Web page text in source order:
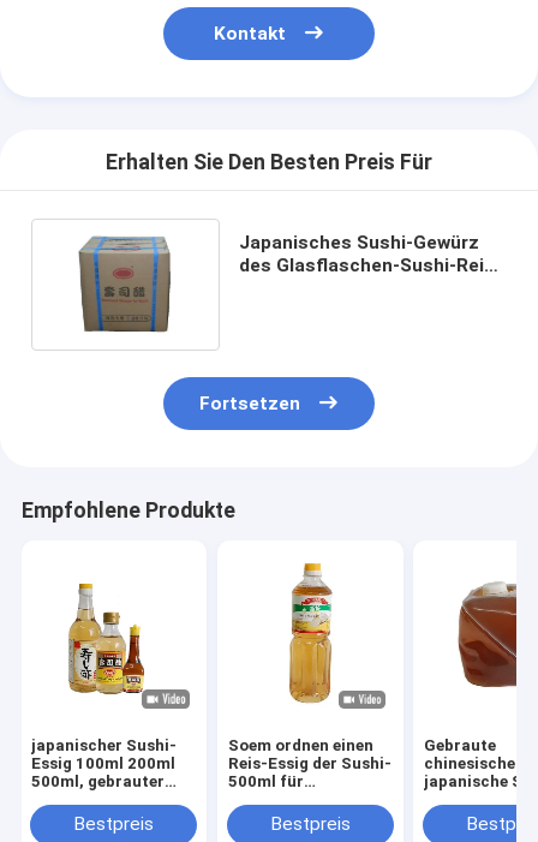
Kontakt
Erhalten Sie Den Besten Preis Für
Japanisches Sushi-Gewürz
des Glasflaschen-Sushi-Reis-
Fortsetzen
Empfohlene Produkte
japanischer Sushi-
Essig 100ml 200ml
500ml, gebrauter
Bestpreis
Soem ordnen einen
Reis-Essig der Sushi-
500ml für
Restaurants
Bestpreis
Gebraute
chinesische
japanische
Bescheinigung